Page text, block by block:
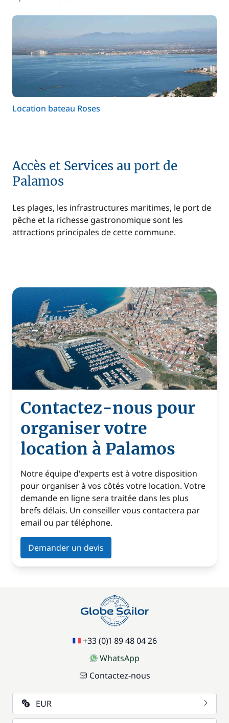
Location bateau Roses
Accès et Services au port de
Palamos
Les plages, les infrastructures maritimes, le port de
pêche et la richesse gastronomique sont les
attractions principales de cette commune.
Contactez-nous pour
organiser votre
location à Palamos
Notre équipe d'experts est à votre disposition
pour organiser à vos côtés votre location. Votre
demande en ligne sera traitée dans les plus
brefs délais. Un conseiller vous contactera par
email ou par téléphone.
Demander un devis
+33 (0)1 89 48 04 26
WhatsApp
Contactez-nous
EUR